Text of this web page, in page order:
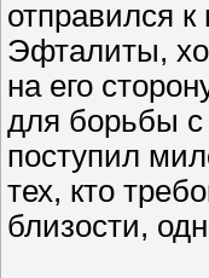
отправился
Эфталиты,
на его
для борьбы с
поступил
тех, кто
близости,